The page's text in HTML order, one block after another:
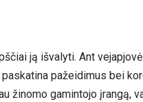
ją išvalyti. Ant
pažeidimus bei
žinomo gamintojo įrangą,